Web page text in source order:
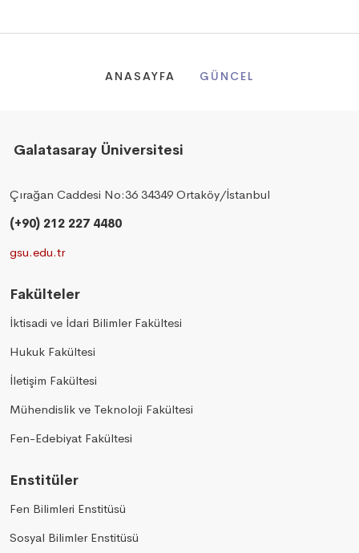
ANASAYFA GÜNCEL
Galatasaray Üniversitesi
Çırağan Caddesi No:36 34349 Ortaköy/İstanbul
(+90) 212 227 4480
gsu.edu.tr
Fakülteler
İktisadi ve İdari Bilimler Fakültesi
Hukuk Fakültesi
İletişim Fakültesi
Mühendislik ve Teknoloji Fakültesi
Fen-Edebiyat Fakültesi
Enstitüler
Fen Bilimleri Enstitüsü
Sosyal Bilimler Enstitüsü